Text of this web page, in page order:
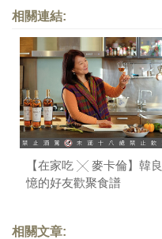
相關連結:
【在家吃 ╳ 麥卡倫】韓良
憶的好友歡聚食譜
相關文章: